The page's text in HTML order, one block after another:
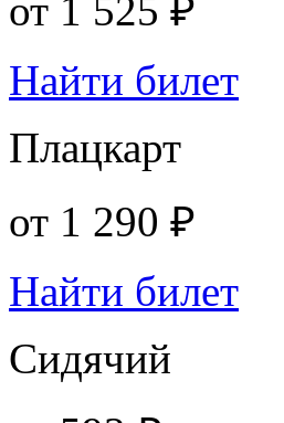
от 1 525 ₽
Найти билет
Плацкарт
от 1 290 ₽
Найти билет
Сидячий